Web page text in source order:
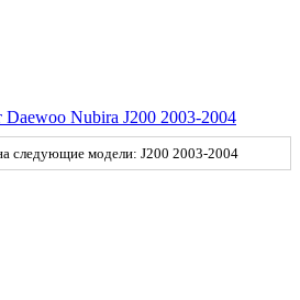
Nubira J200 2003-2004
следующие модели: J200 2003-2004